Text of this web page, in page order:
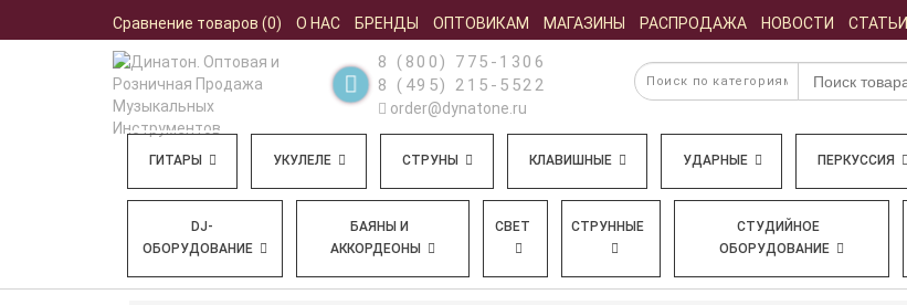
Сравнение товаров (0) О НАС БРЕНДЫ ОПТОВИКАМ МАГАЗИНЫ РАСПРОДАЖА НОВОСТИ СТАТЬИ
8 (800) 775-1306
8 (495) 215-5522
order@dynatone.ru
ГИТАРЫ УКУЛЕЛЕ СТРУНЫ КЛАВИШНЫЕ УДАРНЫЕ ПЕРКУССИЯ
DJ-
ОБОРУДОВАНИЕ
БАЯНЫ И
АККОРДЕОНЫ
СВЕТ СТРУННЫЕ
СТУДИЙНОЕ
ОБОРУДОВАНИЕ